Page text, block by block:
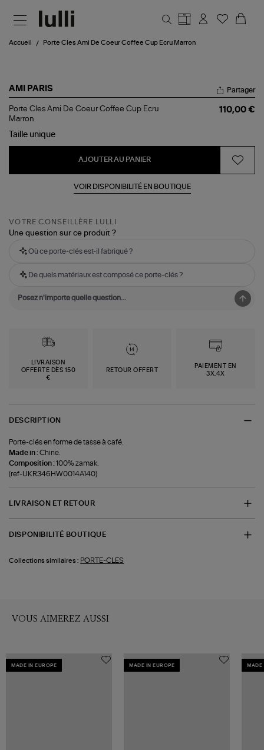
Accueil Porte Cles Ami De Coeur Coffee Cup Ecru Marron
AMI PARIS
Porte
Cles
De
Coeur
Ecru
Partager
Porte Cles Ami De Coeur Coffee Cup Ecru
Marron
110,00 €
Taille unique
AJOUTER AU PANIER
VOIR DISPONIBILITÉ EN BOUTIQUE
VOTRE CONSEILLÈRE LULLI
Une question sur ce produit ?
Où ce porte-clés est-il fabriqué ?
De quels matériaux est composé ce porte-clés ?
LIVRAISON
OFFERTE DÈS 150
€
RETOUR OFFERT
PAIEMENT EN
3X,4X
DESCRIPTION
Porte-clés en forme de tasse à café.
Made in :Chine.
Composition :100% zamak.
(ref-UKR346HW0014A140)
LIVRAISON ET RETOUR
DISPONIBILITÉ BOUTIQUE
Collections similaires : PORTE-CLES
VOUS AIMEREZ AUSSI
MADE IN EUROPE MADE IN EUROPE MADE